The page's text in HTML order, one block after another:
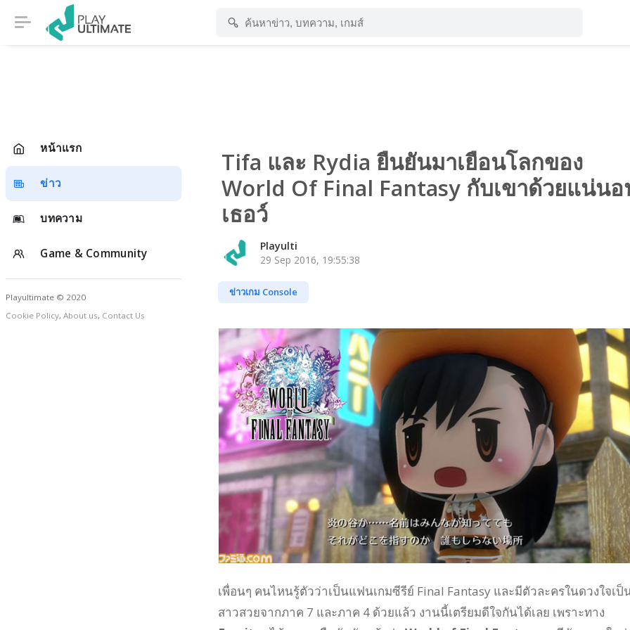
หน้าแรก
ข่าว
บทความ
Game & Community
Playultimate © 2020
Cookie Policy, About us, Contact Us
Tifa และ Rydia ยืนยันมาเยือนโลกของ
World Of Final Fantasy กับเขาด้วยแน่น
เธอว์
Playulti
29 Sep 2016, 19:55:38
ข่าวเกม Console
เพื่อนๆ คนไหนรู้ตัวว่าเป็นแฟนเกมซีรีย์ Final Fantasy และมีตัวละครในดวงใจเป็
สาวสวยจากภาค 7 และภาค 4 ด้วยแล้ว งานนี้เตรียมดีใจกันได้เลย เพราะทาง